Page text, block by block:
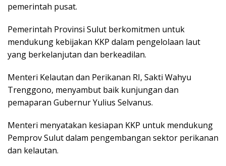
pemerintah pusat.
Pemerintah Provinsi Sulut berkomitmen untuk
mendukung kebijakan KKP dalam pengelolaan laut
yang berkelanjutan dan berkeadilan.
Menteri Kelautan dan Perikanan RI, Sakti Wahyu
Trenggono, menyambut baik kunjungan dan
pemaparan Gubernur Yulius Selvanus.
Menteri menyatakan kesiapan KKP untuk mendukung
Pemprov Sulut dalam pengembangan sektor perikanan
dan kelautan.